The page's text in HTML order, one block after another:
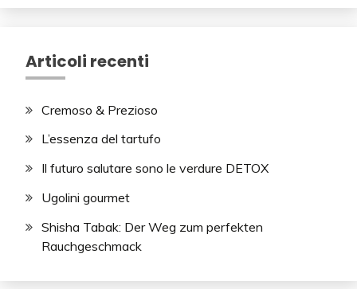
Articoli recenti
Cremoso & Prezioso
L’essenza del tartufo
Il futuro salutare sono le verdure DETOX
Ugolini gourmet
Shisha Tabak: Der Weg zum perfekten
Rauchgeschmack